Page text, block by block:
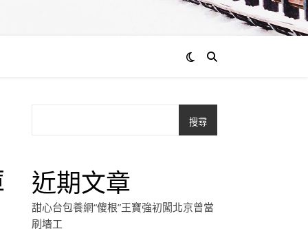
搜尋
近期文章
甜心台包養網“傻根”王寶強初闖北京曾當
刷墻工